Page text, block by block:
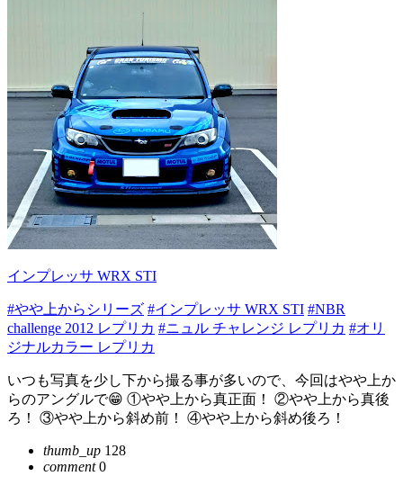
インプレッサ WRX STI
#やや上からシリーズ #インプレッサ WRX STI #NBR
challenge 2012 レプリカ #ニュル チャレンジ レプリカ #オリ
ジナルカラー レプリカ
いつも写真を少し下から撮る事が多いので、今回はやや上か
らのアングルで😁 ①やや上から真正面！ ②やや上から真後
ろ！ ③やや上から斜め前！ ④やや上から斜め後ろ！
thumb_up 128
comment0